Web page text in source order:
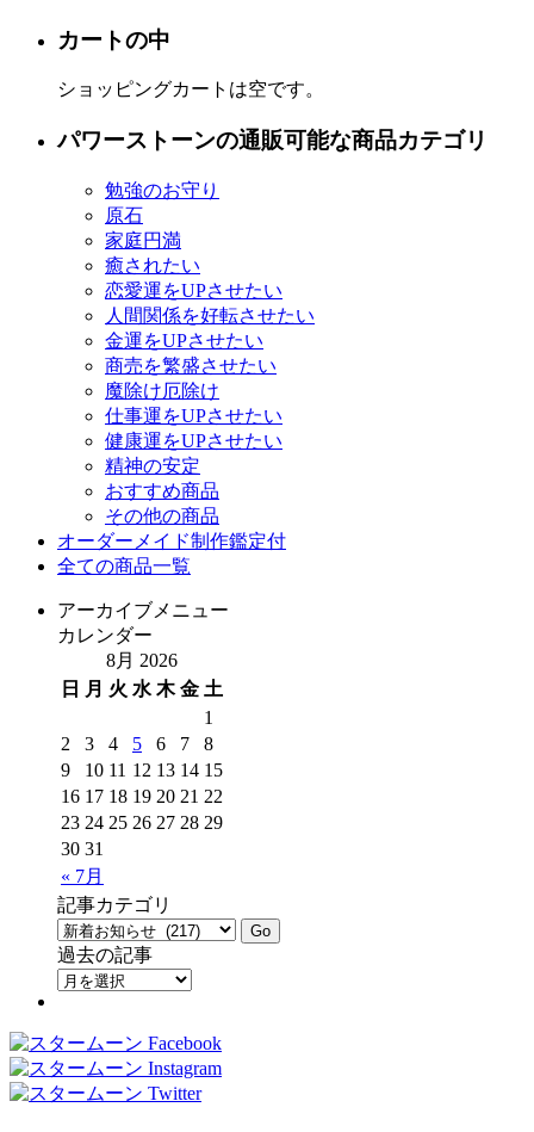
カートの中
ショッピングカートは空です。
パワーストーンの通販可能な商品カテゴリ
勉強のお守り
原石
家庭円満
癒されたい
恋愛運をUPさせたい
人間関係を好転させたい
金運をUPさせたい
商売を繁盛させたい
魔除け厄除け
仕事運をUPさせたい
健康運をUPさせたい
精神の安定
おすすめ商品
その他の商品
オーダーメイド制作鑑定付
全ての商品一覧
アーカイブメニュー
カレンダー
8月 2026
日
月 火 水 木 金 土
« 7月
1
2
3 4 5 6 7
8
9
10 11 12 13 14 15
16 17 18 19 20 21 22
23 24 25 26 27 28 29
30 31
記事カテゴリ
過去の記事